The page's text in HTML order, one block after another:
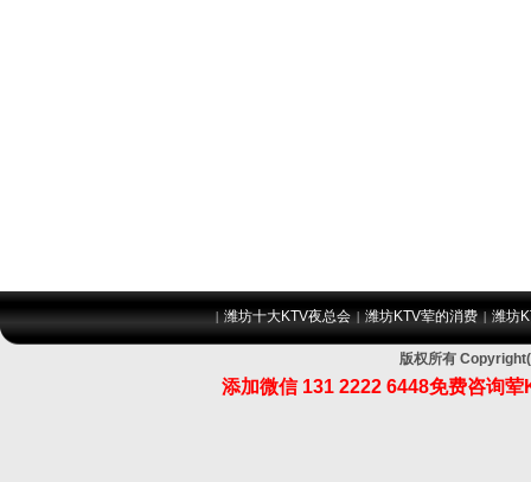
|潍坊十大KTV夜总会 |潍坊KTV荤的消费 |潍坊
版权所有
添加微信131 2222 6448免费咨询荤